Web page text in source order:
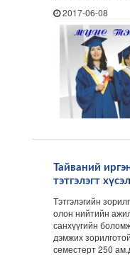
2017-06-08
Тайваний
тэтгэлэгт
Тэтгэлэгийн
олон нийтийн
санхүүгийн
дэмжих
семестерт 250